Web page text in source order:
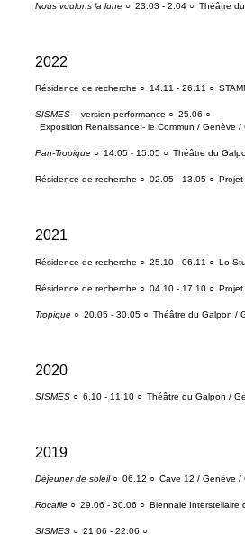
Nous voulons la lune○ 23.03 - 2.04 ○ Théâtre
2022
Résidence de recherche ○ 14.11 - 26.11 ○
SISMES– version performance ○ 25.06 ○
Exposition Renaissance - le Commun / Genève /
Pan-Tropique○ 14.05 - 15.05 ○ Théâtre du
Résidence de recherche ○ 02.05 - 13.05 ○
2021
Résidence de recherche ○ 25.10 - 06.11 ○ Lo
Résidence de recherche ○ 04.10 - 17.10 ○
Tropique○ 20.05 - 30.05 ○ Théâtre du Galpon /
2020
SISMES○ 6.10 - 11.10 ○ Théâtre du Galpon /
2019
Déjeuner de soleil○ 06.12 ○ Cave 12 / Genève /
Rocaille○ 29.06 - 30.06 ○ Biennale Interstellaire
SISMES○ 21.06 - 22.06 ○